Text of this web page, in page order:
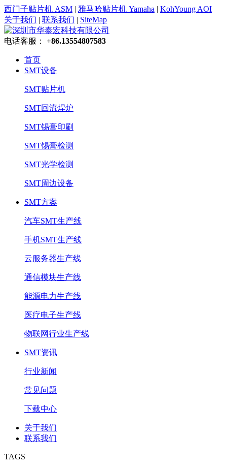
西门子贴片机 ASM | 雅马哈贴片机 Yamaha | KohYoung AOI
关于我们 | 联系我们 | SiteMap
电话客服： +86.13554807583
首页
SMT设备
SMT贴片机
SMT回流焊炉
SMT锡膏印刷
SMT锡膏检测
SMT光学检测
SMT周边设备
SMT方案
汽车SMT生产线
手机SMT生产线
云服务器生产线
通信模块生产线
能源电力生产线
医疗电子生产线
物联网行业生产线
SMT资讯
行业新闻
常见问题
下载中心
关于我们
联系我们
TAGS